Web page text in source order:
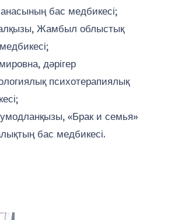
бас медбикесі;
Жамбыл облыстық
дәрігер
психотерапиялық
«Брак и семья»
бас медбикесі.